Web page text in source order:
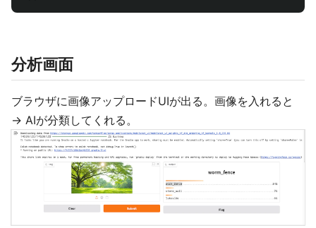
分析画面
ブラウザに画像アップロードUIが出る。画像を入れると
→ AIが分類してくれる。